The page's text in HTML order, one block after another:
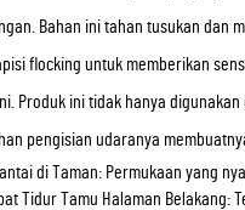
Bahan ini tahan tusukan dan
flocking untuk memberikan
Produk ini tidak hanya
pengisian udaranya
di Taman: Permukaan yang
Tidur Tamu Halaman Belakang: